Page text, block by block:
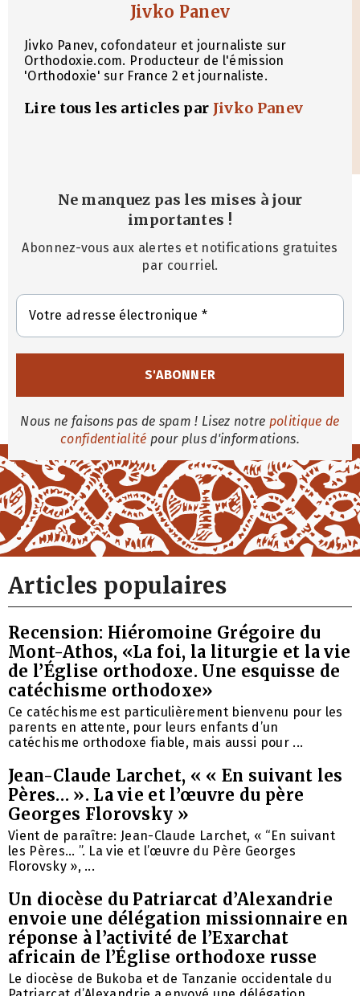
Jivko Panev
Jivko Panev, cofondateur et journaliste sur
Orthodoxie.com. Producteur de l'émission
'Orthodoxie' sur France 2 et journaliste.
Lire tous les articles par Jivko Panev
Ne manquez pas les mises à jour
importantes !
Abonnez-vous aux alertes et notifications gratuites
par courriel.
Nous ne faisons pas de spam ! Lisez notre politique de
confidentialité pour plus d'informations.
Articles populaires
Recension: Hiéromoine Grégoire du
Mont-Athos, «La foi, la liturgie et la vie
de l’Église orthodoxe. Une esquisse de
catéchisme orthodoxe»
Ce catéchisme est particulièrement bienvenu pour les
parents en attente, pour leurs enfants d’un
catéchisme orthodoxe fiable, mais aussi pour ...
Jean-Claude Larchet, « « En suivant les
Pères… ». La vie et l’œuvre du père
Georges Florovsky »
Vient de paraître: Jean-Claude Larchet, « “En suivant
les Pères… ”. La vie et l’œuvre du Père Georges
Florovsky », ...
Un diocèse du Patriarcat d’Alexandrie
envoie une délégation missionnaire en
réponse à l’activité de l’Exarchat
africain de l’Église orthodoxe russe
Le diocèse de Bukoba et de Tanzanie occidentale du